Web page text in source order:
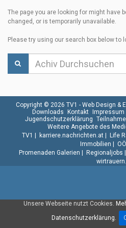
The page you are looking for might have
changed, or is temporarily unavailable.
Please try using our search box below
Unsere Webseite nutzt Cookies.
Datenschutzerklärung.
Copyright © 2026 TV1 - Web Design &
Downloads
Kontakt Impressum
Jugendschutzerklärung
Weitere Angebote des
TV1
karriere.nachrichten.at| Life
Immobilien
Promenaden Galerien
Regionaljobs